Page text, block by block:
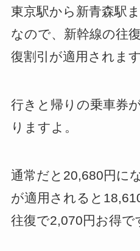
東京駅から新青森駅
なので、新幹線の往
復割引が適用されます
行きと帰りの乗車券
りますよ。
通常だと20,680円に
が適用されると
往復で2,070円お得で